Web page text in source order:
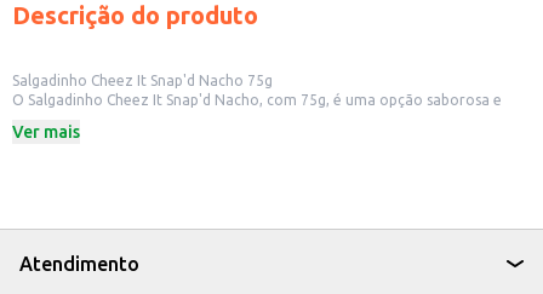
Descrição do produto
Salgadinho Cheez It Snap'd Nacho 75g
O Salgadinho Cheez It Snap'd Nacho, com 75g, é uma opção saborosa e
consumo individual ou para compartilhar, este salgadinho é uma escolha
Ideal para oferecer em eventos e encontros informais.
Pode ser adicionado a cestas de presentes e kits de lanches.
Com o Salgadinho Cheez It Snap'd Nacho, você tem um produto que
Ver mais
Atendimento